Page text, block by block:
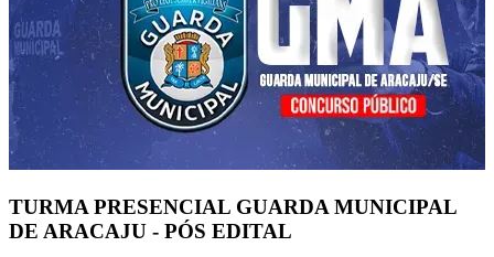
TURMA PRESENCIAL GUARDA MUNICIPAL
DE ARACAJU - PÓS EDITAL